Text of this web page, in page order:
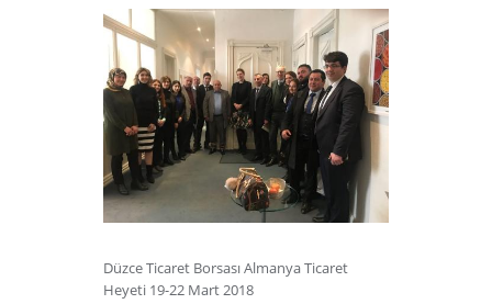
Düzce Ticaret Borsası Almanya Ticaret
Heyeti 19-22 Mart 2018